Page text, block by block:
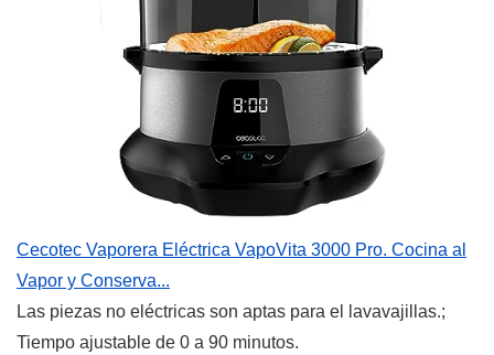
Cecotec Vaporera Eléctrica VapoVita 3000 Pro. Cocina al
Vapor y Conserva...
Las piezas no eléctricas son aptas para el lavavajillas.;
Tiempo ajustable de 0 a 90 minutos.